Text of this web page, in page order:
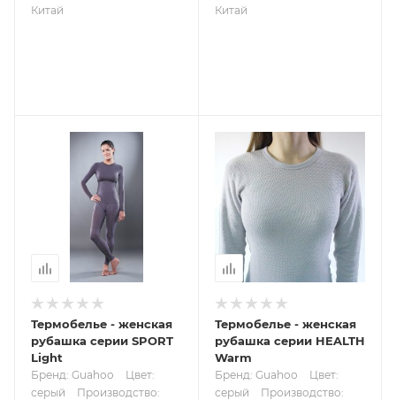
Китай
Китай
Термобелье - женская
рубашка серии SPORT
Light
Бренд: Guahoo
Цвет:
серый
Производство:
Термобелье - женская
рубашка серии HEALTH
Warm
Бренд: Guahoo
Цвет:
серый
Производство: